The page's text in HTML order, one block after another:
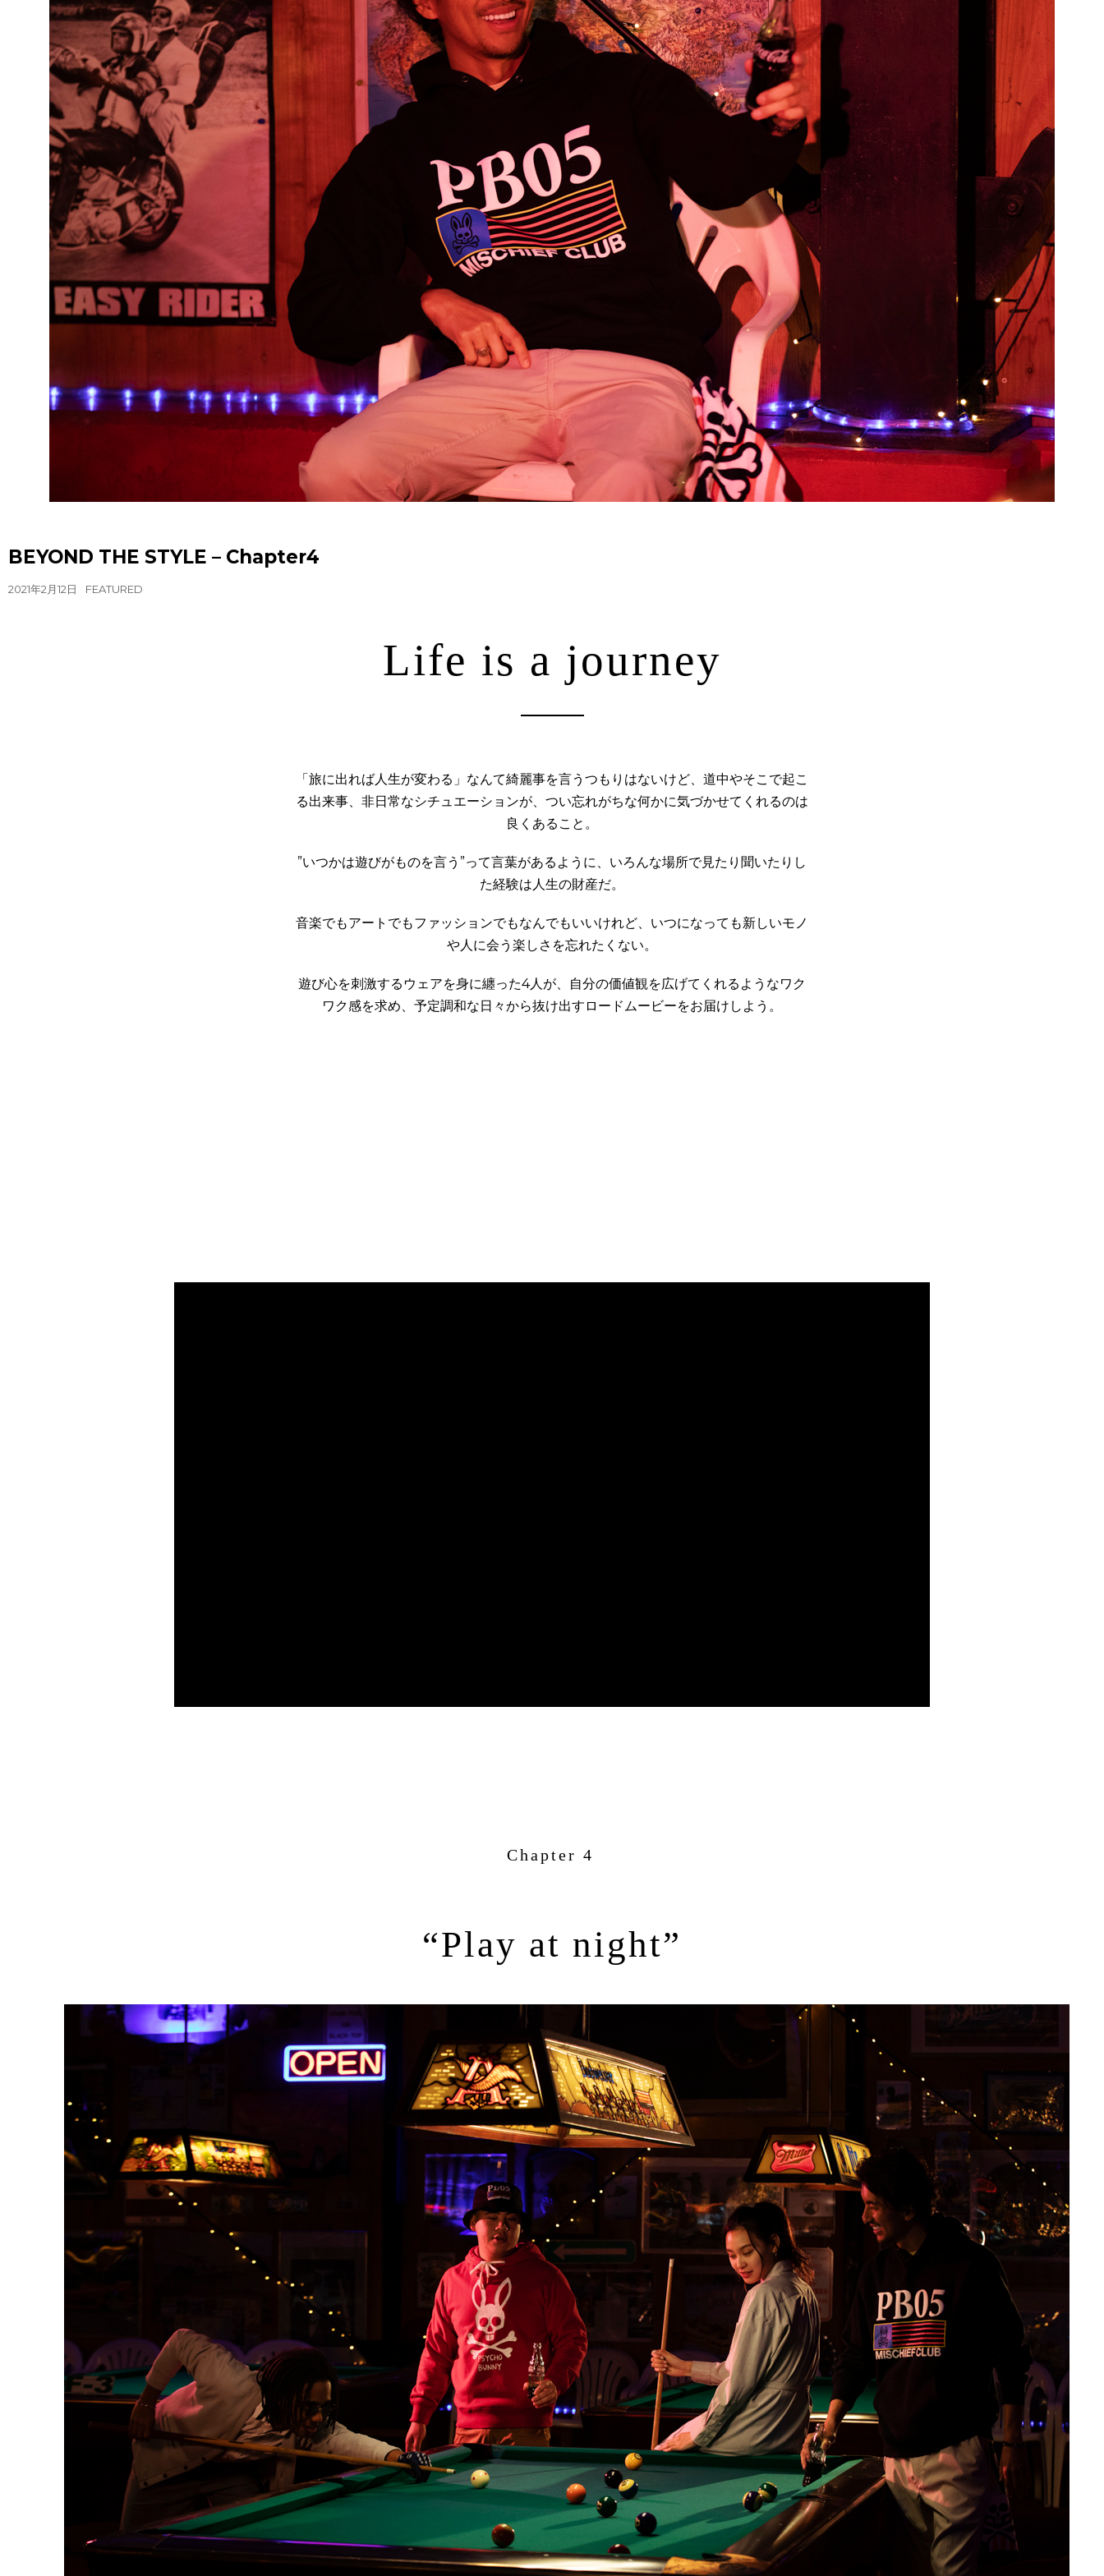
BEYOND THE STYLE – Chapter4
2021年2月12日 FEATURED
Life is a journey
「旅に出れば人生が変わる」なんて綺麗事を言うつもりはないけど、道中やそこで起こ
る出来事、非日常なシチュエーションが、つい忘れがちな何かに気づかせてくれるのは
良くあること。
”いつかは遊びがものを言う”って言葉があるように、いろんな場所で見たり聞いたりし
た経験は人生の財産だ。
音楽でもアートでもファッションでもなんでもいいけれど、いつになっても新しいモノ
や人に会う楽しさを忘れたくない。
遊び心を刺激するウェアを身に纏った4人が、自分の価値観を広げてくれるようなワク
ワク感を求め、予定調和な日々から抜け出すロードムービーをお届けしよう。
Chapter 4
“Play at night”